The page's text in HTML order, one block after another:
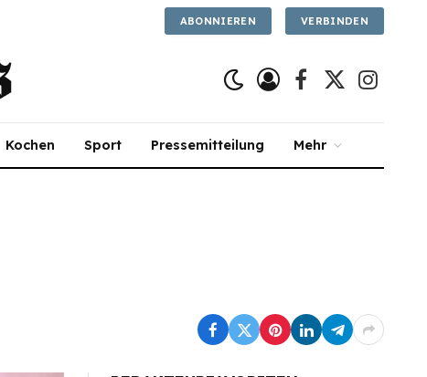
ABONNIEREN VERBINDEN
Facebook
X
Kochen Sport Pressemitteilung Mehr